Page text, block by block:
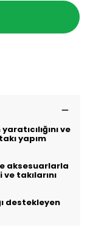
ve
yapım
aksesuarlarla
takılarını
destekleyen